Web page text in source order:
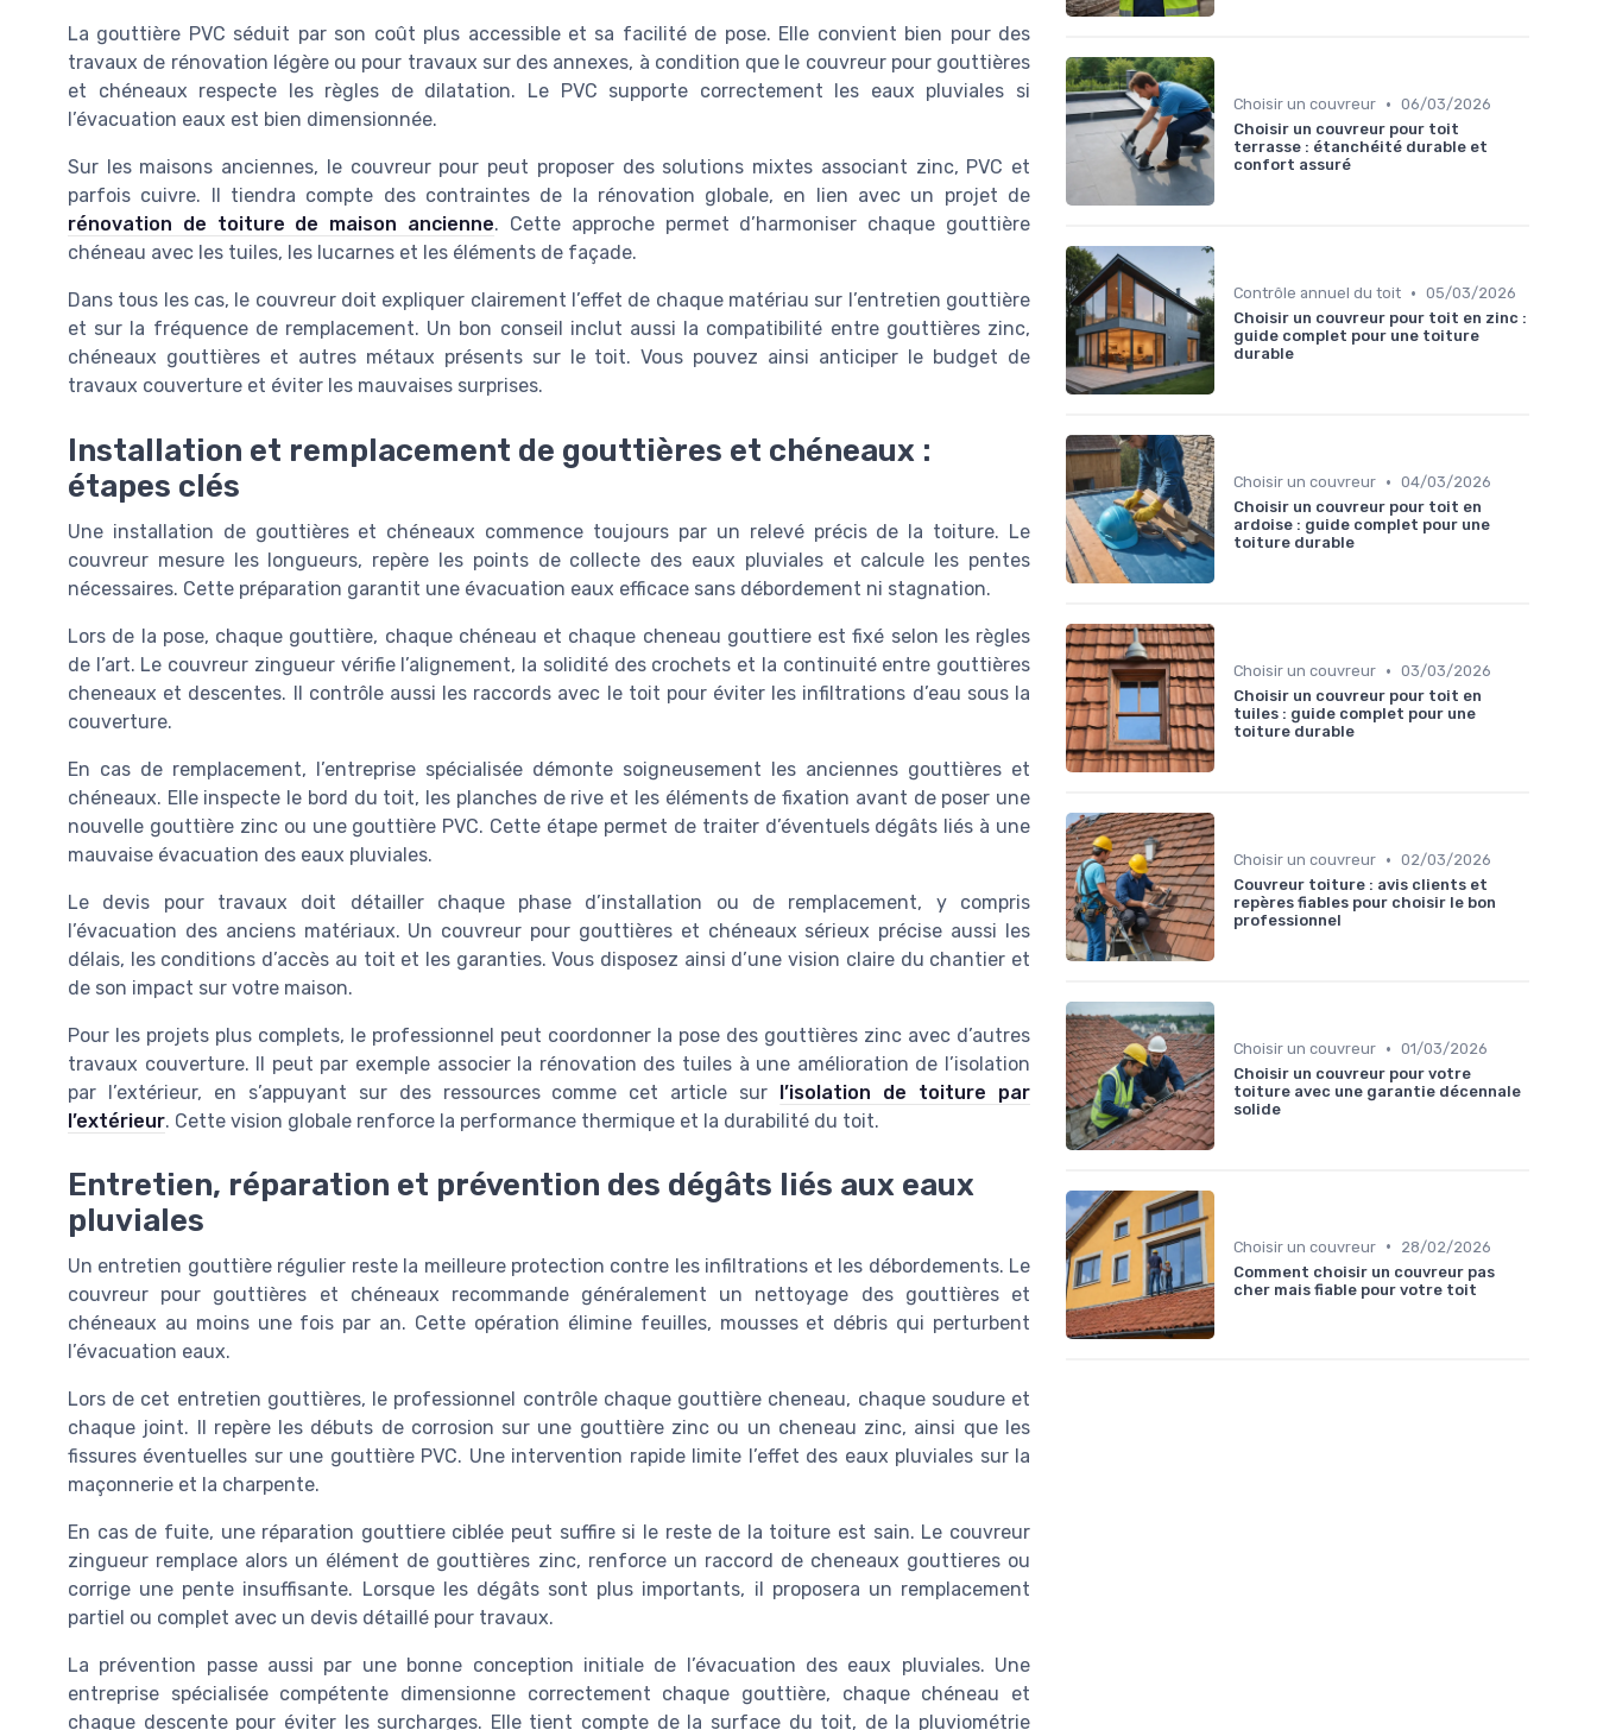
La gouttière PVC séduit par son coût plus accessible et sa facilité de pose. Elle convient bien pour des
travaux de rénovation légère ou pour travaux sur des annexes, à condition que le couvreur pour gouttières
et chéneaux respecte les règles de dilatation. Le PVC supporte correctement les eaux pluviales si
l’évacuation eaux est bien dimensionnée.
Sur les maisons anciennes, le couvreur pour peut proposer des solutions mixtes associant zinc, PVC et
parfois cuivre. Il tiendra compte des contraintes de la rénovation globale, en lien avec un projet de
rénovation de toiture de maison ancienne. Cette approche permet d’harmoniser chaque gouttière
chéneau avec les tuiles, les lucarnes et les éléments de façade.
Dans tous les cas, le couvreur doit expliquer clairement l’effet de chaque matériau sur l’entretien gouttière
et sur la fréquence de remplacement. Un bon conseil inclut aussi la compatibilité entre gouttières zinc,
chéneaux gouttières et autres métaux présents sur le toit. Vous pouvez ainsi anticiper le budget de
travaux couverture et éviter les mauvaises surprises.
Installation et remplacement de gouttières et chéneaux :
étapes clés
Une installation de gouttières et chéneaux commence toujours par un relevé précis de la toiture. Le
couvreur mesure les longueurs, repère les points de collecte des eaux pluviales et calcule les pentes
nécessaires. Cette préparation garantit une évacuation eaux efficace sans débordement ni stagnation.
Lors de la pose, chaque gouttière, chaque chéneau et chaque cheneau gouttiere est fixé selon les règles
de l’art. Le couvreur zingueur vérifie l’alignement, la solidité des crochets et la continuité entre gouttières
cheneaux et descentes. Il contrôle aussi les raccords avec le toit pour éviter les infiltrations d’eau sous la
couverture.
En cas de remplacement, l’entreprise spécialisée démonte soigneusement les anciennes gouttières et
chéneaux. Elle inspecte le bord du toit, les planches de rive et les éléments de fixation avant de poser une
nouvelle gouttière zinc ou une gouttière PVC. Cette étape permet de traiter d’éventuels dégâts liés à une
mauvaise évacuation des eaux pluviales.
Le devis pour travaux doit détailler chaque phase d’installation ou de remplacement, y compris
l’évacuation des anciens matériaux. Un couvreur pour gouttières et chéneaux sérieux précise aussi les
délais, les conditions d’accès au toit et les garanties. Vous disposez ainsi d’une vision claire du chantier et
de son impact sur votre maison.
Pour les projets plus complets, le professionnel peut coordonner la pose des gouttières zinc avec d’autres
travaux couverture. Il peut par exemple associer la rénovation des tuiles à une amélioration de l’isolation
par l’extérieur, en s’appuyant sur des ressources comme cet article sur l’isolation de toiture par
l’extérieur. Cette vision globale renforce la performance thermique et la durabilité du toit.
Entretien, réparation et prévention des dégâts liés aux eaux
pluviales
Un entretien gouttière régulier reste la meilleure protection contre les infiltrations et les débordements. Le
couvreur pour gouttières et chéneaux recommande généralement un nettoyage des gouttières et
chéneaux au moins une fois par an. Cette opération élimine feuilles, mousses et débris qui perturbent
l’évacuation eaux.
Lors de cet entretien gouttières, le professionnel contrôle chaque gouttière cheneau, chaque soudure et
chaque joint. Il repère les débuts de corrosion sur une gouttière zinc ou un cheneau zinc, ainsi que les
fissures éventuelles sur une gouttière PVC. Une intervention rapide limite l’effet des eaux pluviales sur la
maçonnerie et la charpente.
En cas de fuite, une réparation gouttiere ciblée peut suffire si le reste de la toiture est sain. Le couvreur
zingueur remplace alors un élément de gouttières zinc, renforce un raccord de cheneaux gouttieres ou
corrige une pente insuffisante. Lorsque les dégâts sont plus importants, il proposera un remplacement
partiel ou complet avec un devis détaillé pour travaux.
La prévention passe aussi par une bonne conception initiale de l’évacuation des eaux pluviales. Une
entreprise spécialisée compétente dimensionne correctement chaque gouttière, chaque chéneau et
chaque descente pour éviter les surcharges. Elle tient compte de la surface du toit, de la pluviométrie
Choisir un couvreur • 06/03/2026
Choisir un couvreur pour toit
terrasse : étanchéité durable et
confort assuré
Contrôle annuel du toit • 05/03/2026
Choisir un couvreur pour toit en zinc :
guide complet pour une toiture
durable
Choisir un couvreur • 04/03/2026
Choisir un couvreur pour toit en
ardoise : guide complet pour une
toiture durable
Choisir un couvreur • 03/03/2026
Choisir un couvreur pour toit en
tuiles : guide complet pour une
toiture durable
Choisir un couvreur • 02/03/2026
Couvreur toiture : avis clients et
repères fiables pour choisir le bon
professionnel
Choisir un couvreur • 01/03/2026
Choisir un couvreur pour votre
toiture avec une garantie décennale
solide
Choisir un couvreur •
28/02/2026
Comment choisir un couvreur pas
cher mais fiable pour votre toit